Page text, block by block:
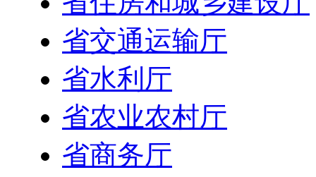
省交通运输厅
省水利厅
省农业农村厅
省商务厅